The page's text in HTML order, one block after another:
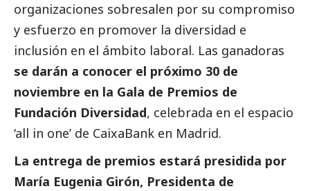
organizaciones sobresalen por su compromiso
y esfuerzo en promover la diversidad e
inclusión en el ámbito laboral. Las ganadoras
se darán a conocer el próximo 30 de
noviembre en la Gala de Premios de
Fundación Diversidad, celebrada en el espacio
‘all in one’ de CaixaBank en Madrid.
La entrega de premios estará presidida por
María Eugenia Girón, Presidenta de